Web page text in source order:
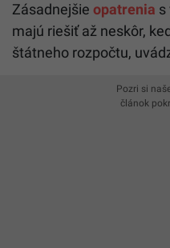
Zásadnejšie opatrenia s
majú riešiť až neskôr,
štátneho rozpočtu,
Pozri si
článok